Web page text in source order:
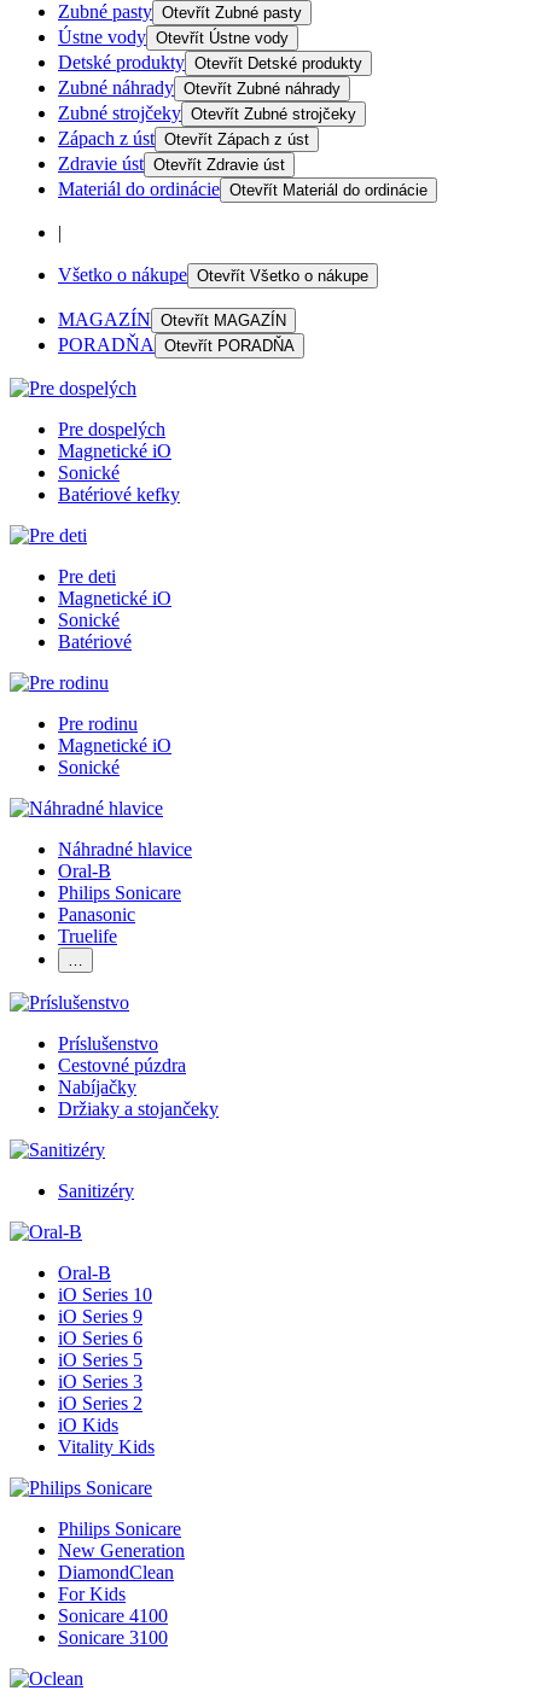
Zubné pasty Otevřít Zubné pasty
Ústne vody Otevřít Ústne vody
Detské produkty Otevřít Detské produkty
Zubné náhrady Otevřít Zubné náhrady
Zubné strojčeky Otevřít Zubné strojčeky
Zápach z úst Otevřít Zápach z úst
Zdravie úst Otevřít Zdravie úst
Materiál do ordinácie Otevřít Materiál do ordinácie
|
Všetko o nákupe Otevřít Všetko o nákupe
MAGAZÍN Otevřít MAGAZÍN
PORADŇA Otevřít PORADŇA
Pre dospelých
Magnetické iO
Sonické
Batériové kefky
Pre deti
Magnetické iO
Sonické
Batériové
Pre rodinu
Magnetické iO
Sonické
Náhradné hlavice
Oral-B
Philips Sonicare
Panasonic
Truelife
…
Príslušenstvo
Cestovné púzdra
Nabíjačky
Držiaky a stojančeky
Sanitizéry
Oral-B
iO Series 10
iO Series 9
iO Series 6
iO Series 5
iO Series 3
iO Series 2
iO Kids
Vitality Kids
Philips Sonicare
New Generation
DiamondClean
For Kids
Sonicare 4100
Sonicare 3100